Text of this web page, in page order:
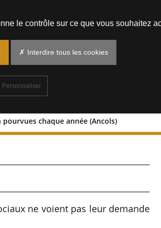
chaque année (Ancols)
demandes non
ne voient pas leur demande
le contrôle sur ce que vous souhaitez
✗ Interdire tous les cookies
Personnaliser